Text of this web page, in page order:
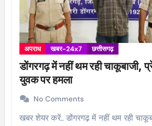
अपराध खबर-24x7 छत्तीसगढ़
डोंगरगढ़ में नहीं थम रही चाकूबाजी,
युवक पर हमला
No Comments
खबर शेयर करें.. डोंगरगढ़ में नहीं थम रही चाकूबाजी, प्रेम-